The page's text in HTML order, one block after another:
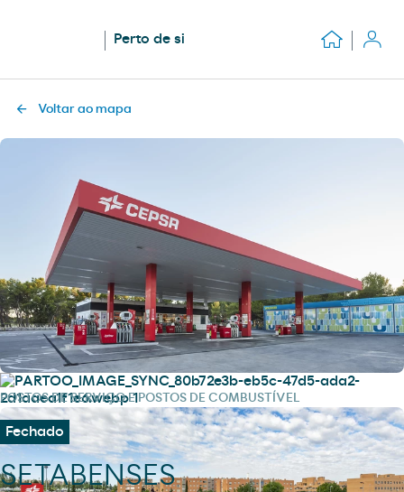
Perto de si
Voltar ao mapa
POSTOS DE SERVIÇO E POSTOS DE COMBUSTÍVEL
Fechado
SETABENSES